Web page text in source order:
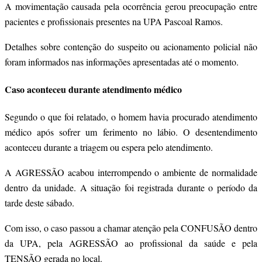
A movimentação causada pela ocorrência gerou preocupação entre
pacientes e profissionais presentes na UPA Pascoal Ramos.
Detalhes sobre contenção do suspeito ou acionamento policial não
foram informados nas informações apresentadas até o momento.
Caso aconteceu durante atendimento médico
Segundo o que foi relatado, o homem havia procurado atendimento
médico após sofrer um ferimento no lábio. O desentendimento
aconteceu durante a triagem ou espera pelo atendimento.
A AGRESSÃO acabou interrompendo o ambiente de normalidade
dentro da unidade. A situação foi registrada durante o período da
tarde deste sábado.
Com isso, o caso passou a chamar atenção pela CONFUSÃO dentro
da UPA, pela AGRESSÃO ao profissional da saúde e pela
TENSÃO gerada no local.